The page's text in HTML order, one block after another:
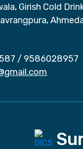
Girish Cold
/ 9586028957